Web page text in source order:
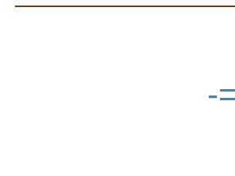
-